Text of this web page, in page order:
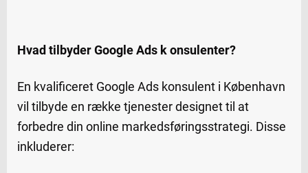
Hvad tilbyder Google Ads k onsulenter?
En kvalificeret Google Ads konsulent i København
vil tilbyde en række tjenester designet til at
forbedre din online markedsføringsstrategi. Disse
inkluderer: